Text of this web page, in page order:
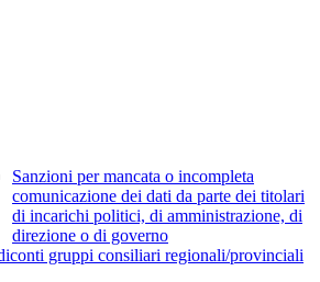
Sanzioni per mancata o incompleta
comunicazione dei dati da parte dei titolari
di incarichi politici, di amministrazione, di
direzione o di governo
gruppi consiliari regionali/provinciali